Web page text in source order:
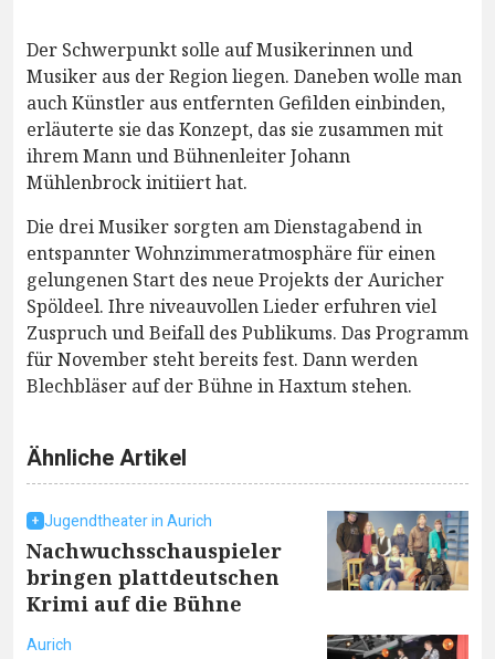
Der Schwerpunkt solle auf Musikerinnen und
Musiker aus der Region liegen. Daneben wolle man
auch Künstler aus entfernten Gefilden einbinden,
erläuterte sie das Konzept, das sie zusammen mit
ihrem Mann und Bühnenleiter Johann
Mühlenbrock initiiert hat.
Die drei Musiker sorgten am Dienstagabend in
entspannter Wohnzimmeratmosphäre für einen
gelungenen Start des neue Projekts der Auricher
Spöldeel. Ihre niveauvollen Lieder erfuhren viel
Zuspruch und Beifall des Publikums. Das Programm
für November steht bereits fest. Dann werden
Blechbläser auf der Bühne in Haxtum stehen.
Ähnliche Artikel
Jugendtheater in Aurich
Nachwuchsschauspieler
bringen plattdeutschen
Krimi auf die Bühne
Aurich